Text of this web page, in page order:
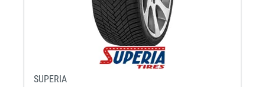
SUPERIA